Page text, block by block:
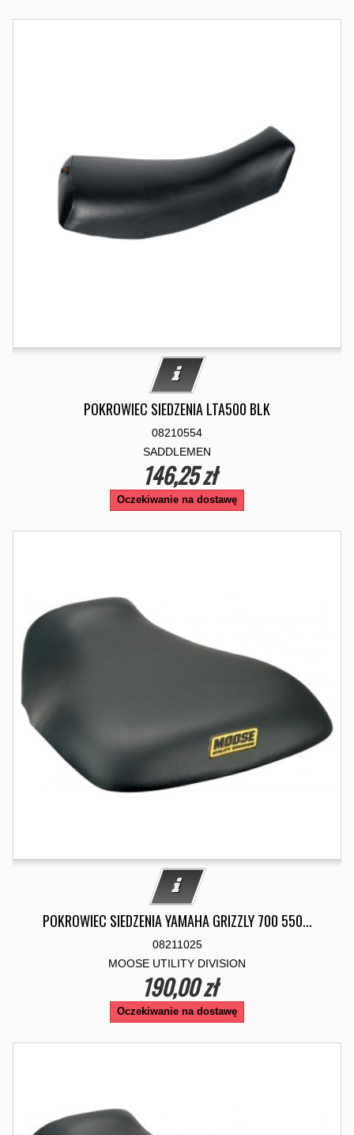
POKROWIEC SIEDZENIA LTA500 BLK
08210554
SADDLEMEN
146,25 zł
Oczekiwanie na dostawę
POKROWIEC SIEDZENIA YAMAHA GRIZZLY 700 550...
08211025
MOOSE UTILITY DIVISION
190,00 zł
Oczekiwanie na dostawę